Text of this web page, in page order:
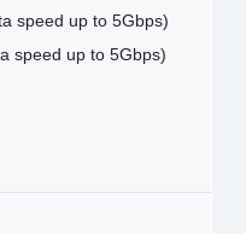
speed up to 5Gbps)
speed up to 5Gbps)